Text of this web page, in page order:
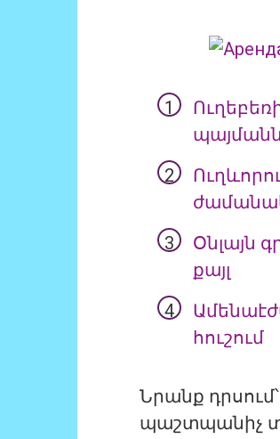
Օնլայն
քայլ
հուշում
Նրանք
պաշտպանիչ